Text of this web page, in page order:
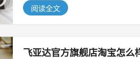
阅读全文
飞亚达官方旗舰店淘宝怎么